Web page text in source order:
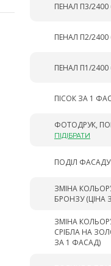
ПЕНАЛ П3/2400
ПЕНАЛ П2/2400
ПЕНАЛ П1/2400
ПІСОК ЗА 1
ФОТОДРУК,
ПІДІБРАТИ
ПОДІЛ
ЗМІНА
БРОНЗУ (ЦІНА
ЗМІНА
СРІБЛА НА
ЗА 1 ФАСАД)